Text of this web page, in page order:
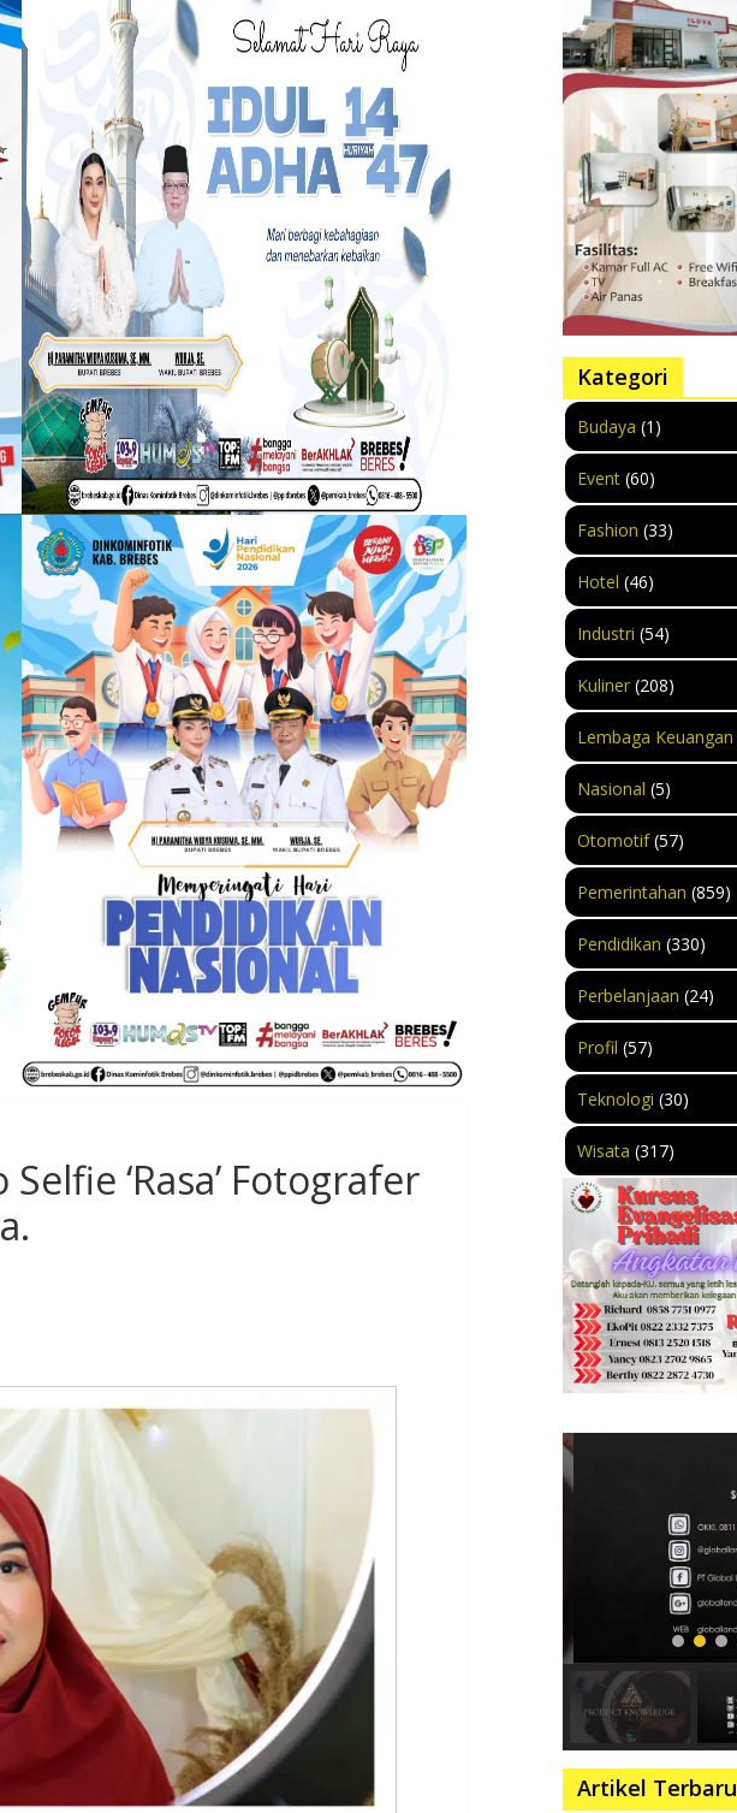
‘Rasa’ Fotografer
Kategori
Budaya (1)
Event(60)
Fashion (33)
Hotel (46)
Industri (54)
Kuliner(208)
Lembaga Keuangan
Nasional (5)
Otomotif(57)
Pemerintahan (859)
Pendidikan (330)
Perbelanjaan (24)
Profil (57)
Teknologi (30)
Wisata (317)
Artikel Terbaru